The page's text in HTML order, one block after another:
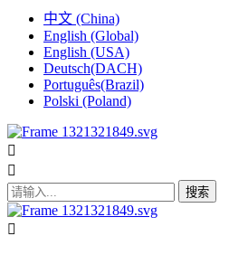
中文 (China)
English (Global)
English (USA)
Deutsch(DACH)
Português(Brazil)
Polski (Poland)
搜索